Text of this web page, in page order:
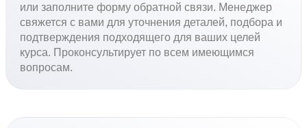
или заполните форму обратной связи. Менеджер
свяжется с вами для уточнения деталей, подбора и
подтверждения подходящего для ваших целей
курса. Проконсультирует по всем имеющимся
вопросам.